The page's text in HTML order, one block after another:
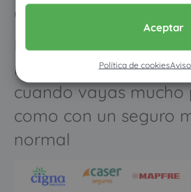
Aceptar
Política de cookies
al año en tu seguro de
Los meses que
médico pagarás muy
cuando vayas mucho
como con un seguro
normal